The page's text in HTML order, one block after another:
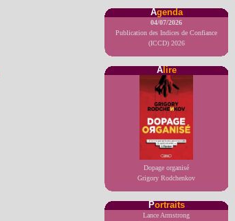
Agenda
04/07/2026
Publication des Indices de Confiance
(ICCD) 2026
Alire
Dopage organisé
Grigory Rodchenkov
Portraits
Lance Armstrong